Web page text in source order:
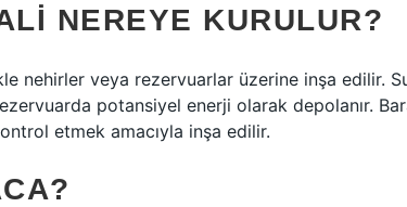
NEREYE KURULUR?
nehirler veya rezervuarlar üzerine inşa edilir.
potansiyel enerji olarak depolanır.
etmek amacıyla inşa edilir.